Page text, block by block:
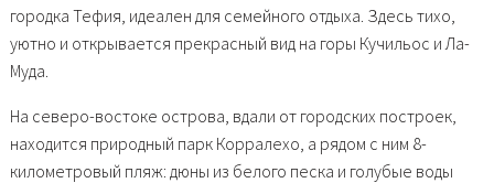
городка Тефия, идеален для семейного отдыха. Здесь тихо,
уютно и открывается прекрасный вид на горы Кучильос и Ла-
Муда.
На северо-востоке острова, вдали от городских построек,
находится природный парк Корралехо, а рядом с ним 8-
километровый пляж: дюны из белого песка и голубые воды